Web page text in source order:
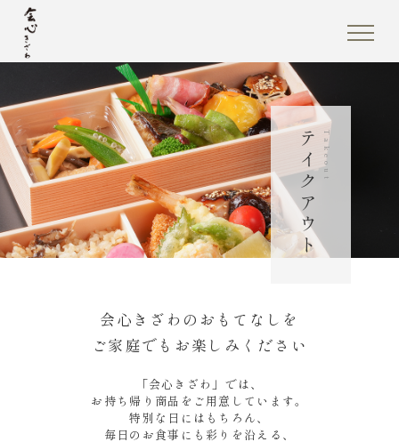
Takeout
テイクアウト
会心きざわのおもてなしを
ご家庭でもお楽しみください
「会心きざわ」では、
お持ち帰り商品をご用意しています。
特別な日にはもちろん、
毎日のお食事にも彩りを沿える、